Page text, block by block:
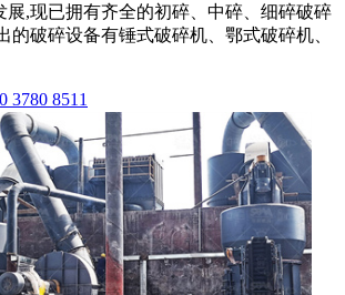
展,现已拥有齐全的初碎、中碎、细碎破碎
的破碎设备有锤式破碎机、鄂式破碎机、
3780 8511